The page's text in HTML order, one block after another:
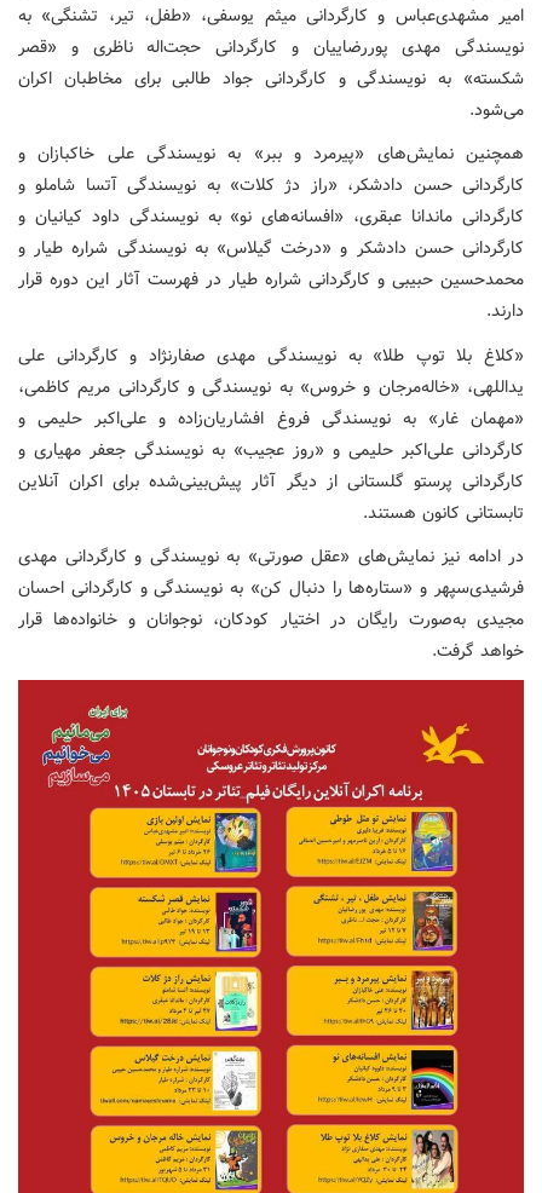
امیر مشهدی‌عباس و کارگردانی میثم یوسفی، «طفل، تیر، تشنگی» به
نویسندگی مهدی پوررضاییان و کارگردانی حجت‌اله ناظری و «قصر
شکسته» به نویسندگی و کارگردانی جواد طالبی برای مخاطبان اکران
می‌شود.
همچنین نمایش‌های «پیرمرد و ببر» به نویسندگی علی خاکبازان و
کارگردانی حسن دادشکر، «راز دژ کلات» به نویسندگی آتسا شاملو و
کارگردانی ماندانا عبقری، «افسانه‌های نو» به نویسندگی داود کیانیان و
کارگردانی حسن دادشکر و «درخت گیلاس» به نویسندگی شراره طیار و
محمدحسین حبیبی و کارگردانی شراره طیار در فهرست آثار این دوره قرار
دارند.
«کلاغ بلا توپ طلا» به نویسندگی مهدی صفارنژاد و کارگردانی علی
یداللهی، «خاله‌مرجان و خروس» به نویسندگی و کارگردانی مریم کاظمی،
«مهمان غار» به نویسندگی فروغ افشاریان‌زاده و علی‌اکبر حلیمی و
کارگردانی علی‌اکبر حلیمی و «روز عجیب» به نویسندگی جعفر مهیاری و
کارگردانی پرستو گلستانی از دیگر آثار پیش‌بینی‌شده برای اکران آنلاین
تابستانی کانون هستند.
در ادامه نیز نمایش‌های «عقل صورتی» به نویسندگی و کارگردانی مهدی
فرشیدی‌سپهر و «ستاره‌ها را دنبال کن» به نویسندگی و کارگردانی احسان
مجیدی به‌صورت رایگان در اختیار کودکان، نوجوانان و خانواده‌ها قرار
خواهد گرفت.